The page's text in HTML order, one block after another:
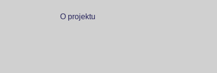
O projektu